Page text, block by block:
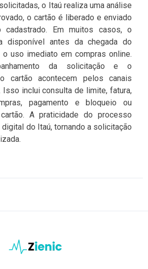
o Itaú realiza uma análise
o cartão é liberado e enviado
cadastrado. Em muitos casos, o
disponível antes da chegada do
uso imediato em compras online.
da solicitação e o
cartão acontecem pelos canais
inclui consulta de limite, fatura,
pagamento e bloqueio ou
A praticidade do processo
do Itaú, tornando a solicitação